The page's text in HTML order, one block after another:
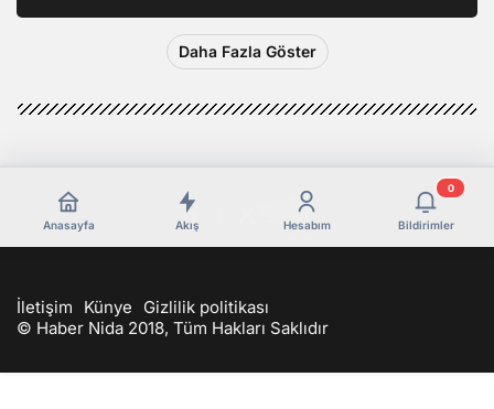
Daha Fazla Göster
Anasayfa Akış Hesabım Bildirimler
0
İletişim Künye
Gizlilik politikası
© Haber Nida 2018, Tüm Hakları Saklıdır